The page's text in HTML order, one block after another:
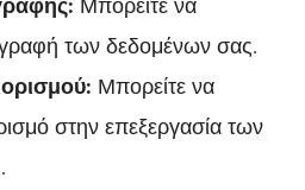
των δεδομένων σας.
Μπορείτε να
στην επεξεργασία των